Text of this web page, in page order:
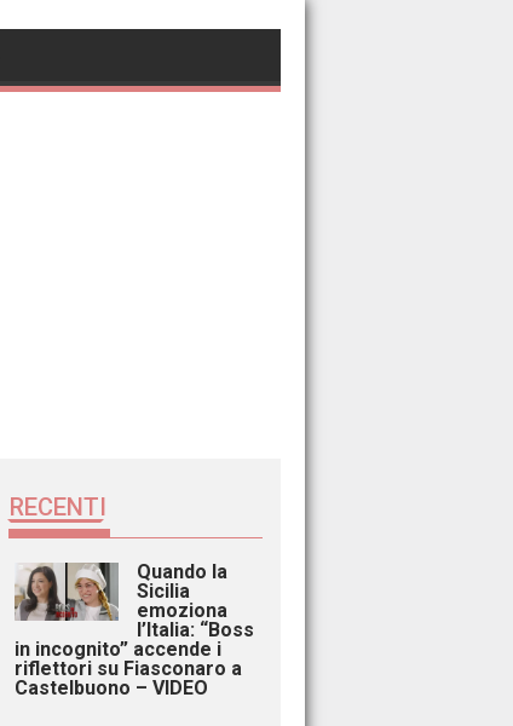
RECENTI
Quando la
Sicilia
emoziona
l’Italia: “Boss
in incognito” accende i
riflettori su Fiasconaro a
Castelbuono – VIDEO